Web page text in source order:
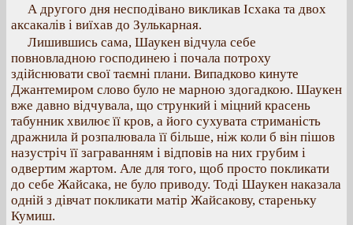
А другого дня несподівано викликав Ісхака та двох
аксакалів і виїхав до Зулькарная.
Лишившись сама, Шаукен відчула себе
повновладною господинею і почала потроху
здійснювати свої таємні плани. Випадково кинуте
Джантемиром слово було не марною здогадкою. Шаукен
вже давно відчувала, що стрункий і міцний красень
табунник хвилює її кров, а його сухувата стриманість
дражнила й розпалювала її більше, ніж коли б він пішов
назустріч її заграванням і відповів на них грубим і
одвертим жартом. Але для того, щоб просто покликати
до себе Жайсака, не було приводу. Тоді Шаукен наказала
одній з дівчат покликати матір Жайсакову, стареньку
Кумиш.